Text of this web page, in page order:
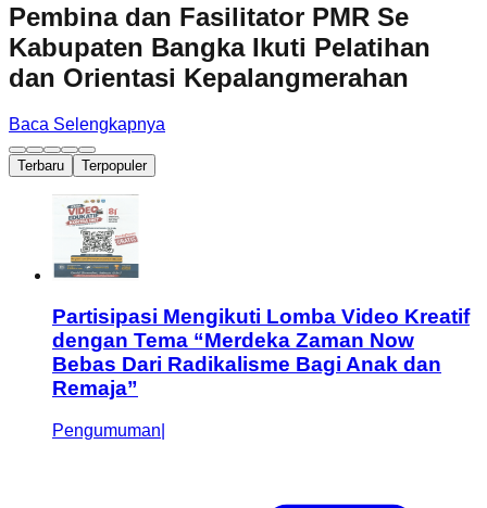
Pembina dan Fasilitator PMR Se
Kabupaten Bangka Ikuti Pelatihan
dan Orientasi Kepalangmerahan
Baca Selengkapnya
Terbaru Terpopuler
Partisipasi Mengikuti Lomba Video Kreatif
dengan Tema “Merdeka Zaman Now
Bebas Dari Radikalisme Bagi Anak dan
Remaja”
Pengumuman